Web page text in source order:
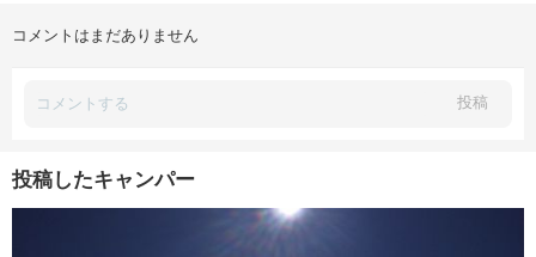
コメントはまだありません
投稿
投稿したキャンパー